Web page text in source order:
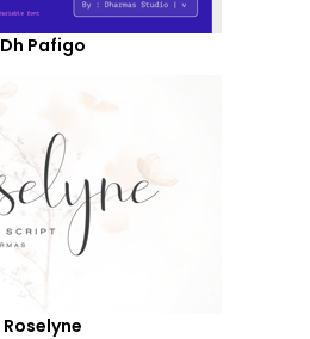
Dh Pafigo
Roselyne